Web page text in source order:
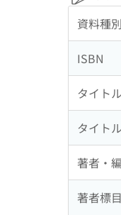
資料種別
ISBN
タイトル
タイト
著者・
著者標目